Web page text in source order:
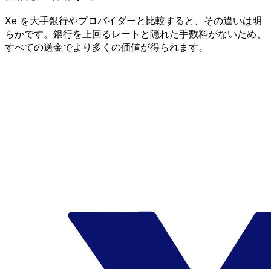
Xe を大手銀行やプロバイダーと比較すると、その違いは明
らかです。銀行を上回るレートと隠れた手数料がないため、
すべての送金でより多くの価値が得られます。